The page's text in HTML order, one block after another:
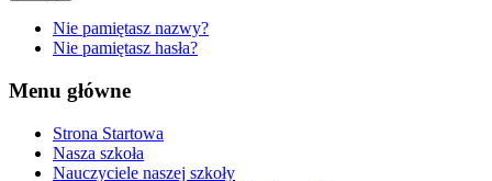
Nie pamiętasz nazwy?
Nie pamiętasz hasła?
Menu główne
Strona Startowa
Nasza szkoła
Nauczyciele naszej szkoły